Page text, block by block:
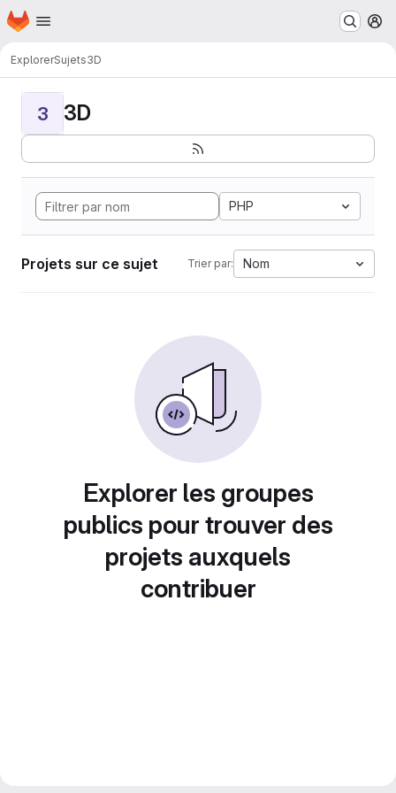
Passer au contenu principal
Page d'accueil
ExplorerSujets3D
3 3D
PHP
Projets sur ce sujet Trier par: Nom
Explorer les groupes
publics pour trouver des
projets auxquels
contribuer